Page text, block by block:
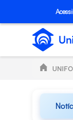
Pular para o